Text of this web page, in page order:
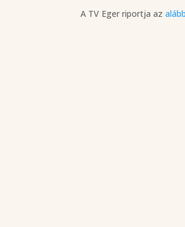
A TV Eger riportja az